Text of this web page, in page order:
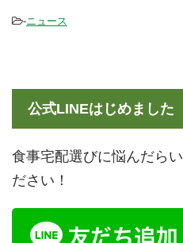
-ニュース
公式LINEはじめました
食事宅配選びに悩んだら
ださい！